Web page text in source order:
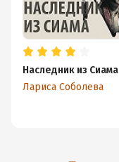
Наследник из Сиама
Лариса Соболева